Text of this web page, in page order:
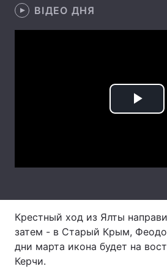
Україна
Економіка Світ
Лайт
Цікавинки
Лонгріди
Відео з Youtube
ВІДЕО ДНЯ
Play
Крестный ход из Ялты
затем - в Старый Крым,
дни марта икона будет на
Керчи.